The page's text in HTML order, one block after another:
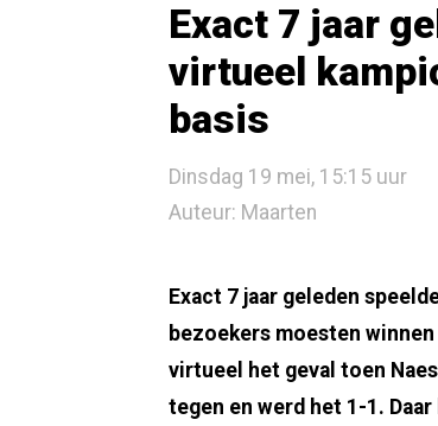
Exact 7 jaar
virtueel
basis
Dinsdag 19 mei, 15:15 uur
Auteur: Maarten
Exact 7 jaar geleden
bezoekers moesten
virtueel het geval toen
tegen en werd het 1-1.